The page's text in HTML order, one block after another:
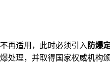
再适用，此时必须引入防爆
理，并取得国家权威机构颁